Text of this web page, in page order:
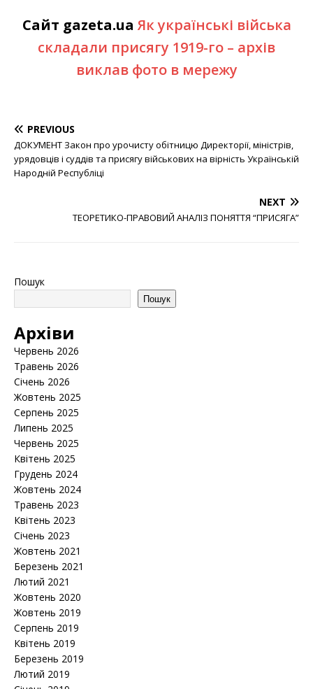
Сайт gazeta.ua Як українські війська
складали присягу 1919-го – архів
виклав фото в мережу
PREVIOUS
ДОКУМЕНТ Закон про урочисту обітницю Директорії, міністрів,
урядовців і суддів та присягу військових на вірність Українській
Народній Республіці
NEXT
ТЕОРЕТИКО-ПРАВОВИЙ АНАЛІЗ ПОНЯТТЯ “ПРИСЯГА”
Пошук
Пошук
Архіви
Червень 2026
Травень 2026
Січень 2026
Жовтень 2025
Серпень 2025
Липень 2025
Червень 2025
Квітень 2025
Грудень 2024
Жовтень 2024
Травень 2023
Квітень 2023
Січень 2023
Жовтень 2021
Березень 2021
Лютий 2021
Жовтень 2020
Жовтень 2019
Серпень 2019
Квітень 2019
Березень 2019
Лютий 2019